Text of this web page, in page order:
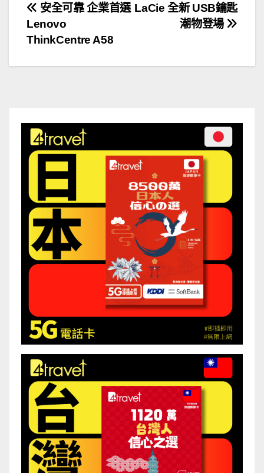
文
章
導
LaCie 全新 USB鑰匙
潮物登場
安全可靠 企業首選
Lenovo
ThinkCentre A58